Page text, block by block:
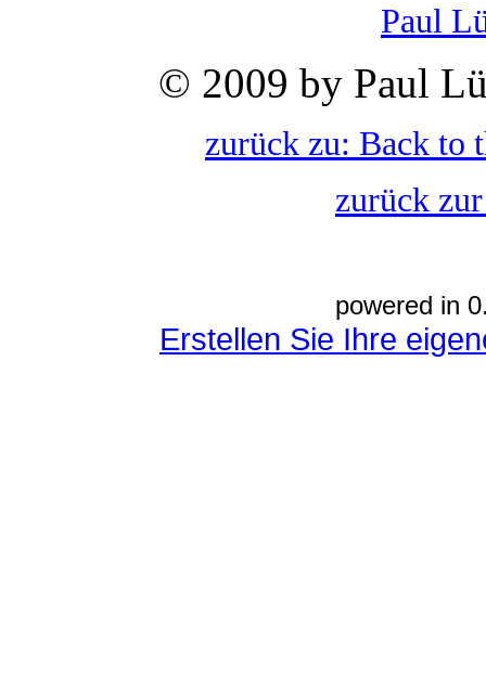
Paul
© 2009 by Paul
zurück zu: Back to
zurück
powered in
Erstellen Sie Ihre